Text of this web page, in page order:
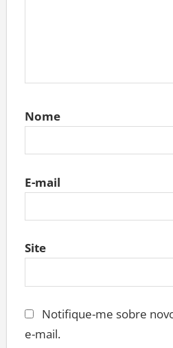
Nome
E-mail
Site
Notifique-me sobre
e-mail.